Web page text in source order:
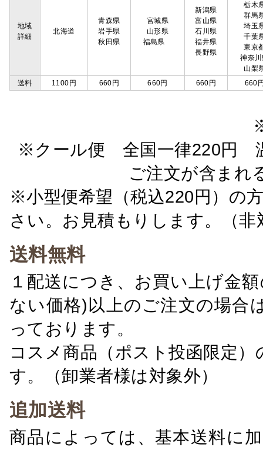
地域
詳細
北海道
青森県
岩手県
秋田県
宮城県
山形県
福島県
新潟県
富山県
石川県
福井県
長野県
栃木
群馬
埼玉
千葉
東京
神奈
山梨
送料
1100円 660円 660円 660円 660
※クール便 全国一律220円
ご注文が含ま
※小型便希望（税込220円）の
さい。お見積もりします。（非
送料無料
１配送につき、お買い上げ金
ない価格)以上のご注文の場合
っております。
コスメ商品（ポスト投函限定
す。（卸業者様は対象外）
追加送料
商品によっては、基本送料に